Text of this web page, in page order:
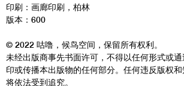
印刷：画廊印刷，柏林
版本：600
© 2022 咕噜，候鸟空间，保留所有权利。
未经出版商事先书面许可，不得以任何形式或
印或传播本出版物的任何部分。任何违反版权
将依法受到追究。